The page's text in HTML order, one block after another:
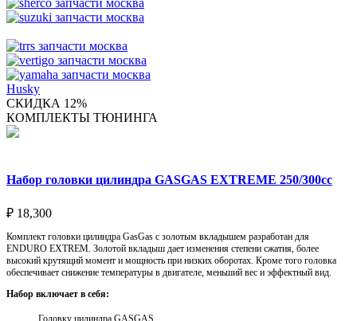
Husky
СКИДКА 12%
КОМПЛЕКТЫ ТЮНИНГА
Набор головки цилиндра GASGAS EXTREME 250/300cc
₽ 18,300
Комплект головки цилиндра GasGas с золотым вкладышем разработан для
ENDURO EXTREM. Золотой вкладыш дает изменения степени сжатия, более
высокий крутящий момент и мощность при низких оборотах. Кроме того головка
обеспечивает снижение температуры в двигателе, меньший вес и эффектный вид.
Набор включает в себя:
Головку цилиндра GASGAS